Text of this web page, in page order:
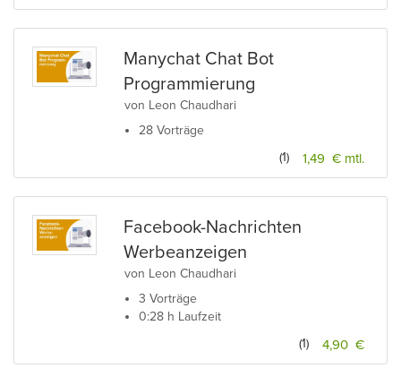
Manychat Chat Bot
Programmierung
von Leon Chaudhari
28 Vorträge
1,49 € mtl.
(1)
Facebook-Nachrichten
Werbeanzeigen
von Leon Chaudhari
3 Vorträge
0:28 h Laufzeit
4,90 €
(1)